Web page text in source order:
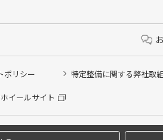
ポリシー 特定整備に関する弊社取
イールサイト
All rights Reserved.
ください